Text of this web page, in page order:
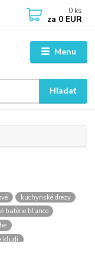
Menu
Hľadať
0 ks
za 0 EUR
kuchynské drezy
batérie blanco
kludi